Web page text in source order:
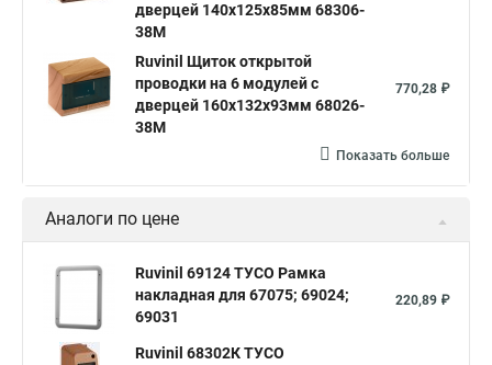
дверцей 140х125х85мм 68306-
38М
Ruvinil Щиток открытой
проводки на 6 модулей с
дверцей 160х132х93мм 68026-
38М
770,28 ₽
Показать больше
Аналоги по цене
Ruvinil 69124 ТУСО Рамка
накладная для 67075; 69024;
69031
220,89 ₽
Ruvinil 68302К ТУСО